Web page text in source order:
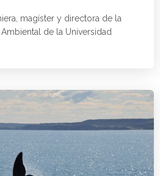
magíster y directora de la
Ambiental de la Universidad